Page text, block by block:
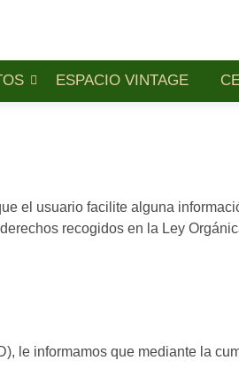
ESPACIO VINTAGE
el usuario facilite alguna
recogidos en la Ley
le informamos que mediante la